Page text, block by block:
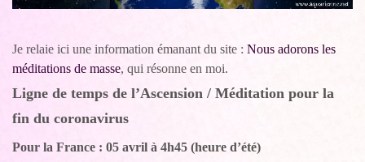
Je relaie ici une information émanant du site : Nous adorons les
méditations de masse, qui résonne en moi.
Ligne de temps de l’Ascension / Méditation pour la
fin du coronavirus
Pour la France : 05 avril à 4h45 (heure d’été)